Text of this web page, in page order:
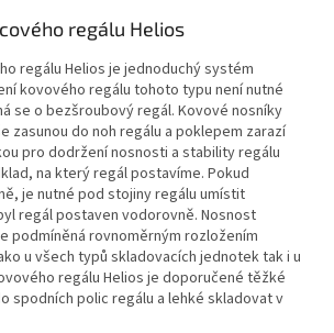
regálu Helios
regálu Helios je jednoduchý systém
kovového regálu tohoto typu není nutné
se o bezšroubový regál. Kovové nosníky
zasunou do noh regálu a poklepem zarazí
pro dodržení nosnosti a stability regálu
na který regál postavíme. Pokud
je nutné pod stojiny regálu umístit
regál postaven vodorovně. Nosnost
podmíněná rovnoměrným rozložením
u všech typů skladovacích jednotek tak i u
regálu Helios je doporučené těžké
spodních polic regálu a lehké skladovat v